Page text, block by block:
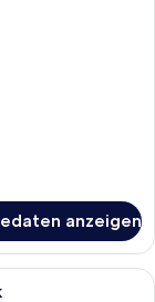
anzeigen
roten Stühlen und